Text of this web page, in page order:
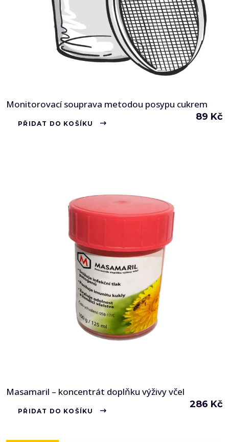
Monitorovací souprava metodou posypu cukrem
89 Kč
PŘIDAT DO KOŠÍKU
Masamaril – koncentrát doplňku výživy včel
286 Kč
PŘIDAT DO KOŠÍKU